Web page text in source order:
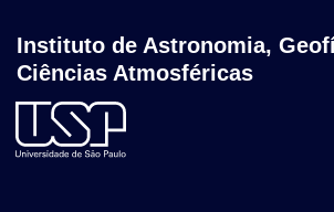
Instituto de Astronomia,
Ciências Atmosféricas